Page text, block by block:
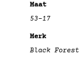
Maat
53-17
Merk
Black Forest